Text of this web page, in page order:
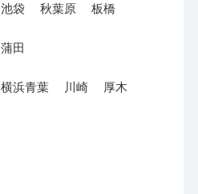
池袋 秋葉原 板橋
蒲田
横浜青葉 川崎 厚木